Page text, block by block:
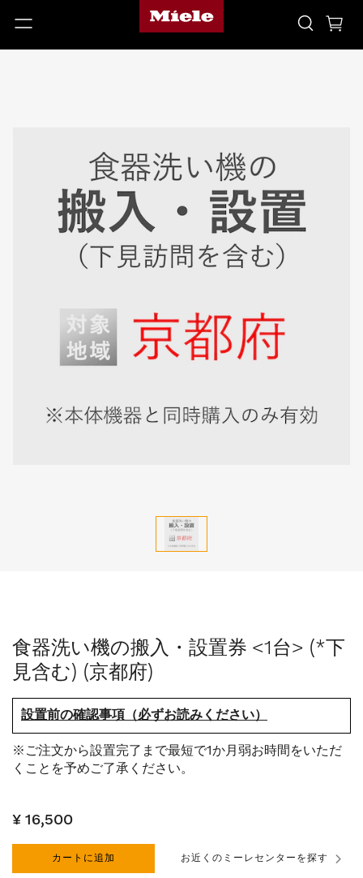
食器洗い機の搬入・設置券 <1台> (*下
見含む) (京都府)
設置前の確認事項（必ずお読みください）
※ご注文から設置完了まで最短で1か月弱お時間をいただ
くことを予めご了承ください。
¥ 16,500
カートに追加 お近くのミーレセンターを探す